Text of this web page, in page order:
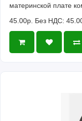
материнской плате
45.00р. Без НДС: